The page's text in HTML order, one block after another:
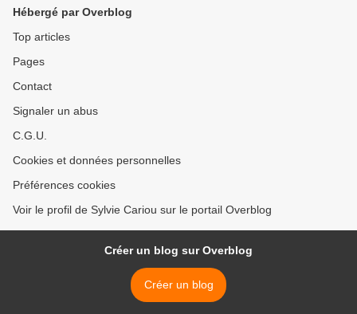
Hébergé par Overblog
Top articles
Pages
Contact
Signaler un abus
C.G.U.
Cookies et données personnelles
Préférences cookies
Voir le profil de Sylvie Cariou sur le portail Overblog
Créer un blog sur Overblog
Créer un blog